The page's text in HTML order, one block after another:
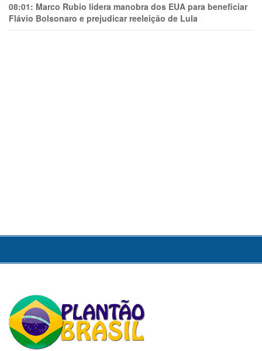
08:01: Marco Rubio lidera manobra dos EUA para beneficiar
Flávio Bolsonaro e prejudicar reeleição de Lula